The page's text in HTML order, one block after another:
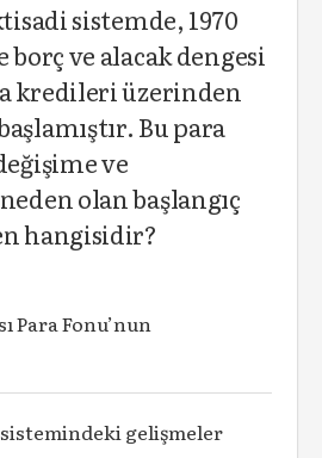
sistemde, 1970
borç ve alacak dengesi
kredileri üzerinden
Bu para
ve
olan başlangıç
hangisidir?
Para Fonu’nun
sistemindeki gelişmeler